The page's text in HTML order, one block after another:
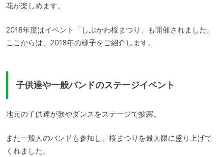
花が楽しめます。
2018年度はイベント「しぶかわ桜まつり」も開催されました。
ここからは、2018年の様子をご紹介します。
子供達や一般バンドのステージイベント
地元の子供達が歌やダンスをステージで披露。
また一般人のバンドも参加し、桜まつりを最大限に盛り上げて
くれました。